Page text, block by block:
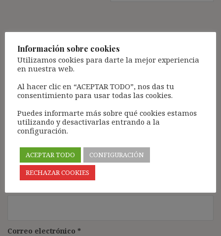
Deja una respuesta
Tu dirección de correo electrónico no será publicada.
campos obligatorios están marcados con*
Correo electrónico *
Información sobre cookies
Utilizamos cookies para darte la mejor experiencia
en nuestra web.
Al hacer clic en “ACEPTAR TODO”, nos das tu
consentimiento para usar todas las cookies.
Puedes informarte más sobre qué cookies estamos
utilizando y desactivarlas entrando a la
configuración.
ACEPTAR TODO
CONFIGURACIÓN
RECHAZAR COOKIES